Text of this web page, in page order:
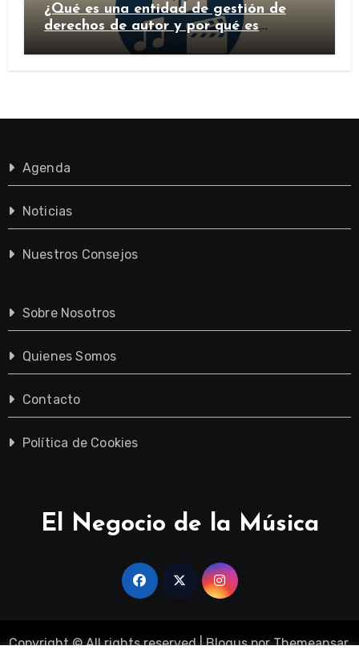
¿Qué es una entidad de gestión de
derechos de autor y por qué es
importante?
Agenda
Noticias
Nuestros Consejos
Sobre Nosotros
Quienes Somos
Contacto
Política de Cookies
El Negocio de la Música
Copyright © All rights reserved |BlogusporThemeansar.